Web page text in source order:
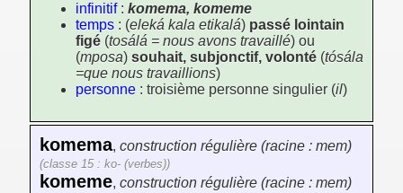
infinitif: komema, komeme
temps : (eleká kala etikalá) passé lointain
figé (tosálá = nous avons travaillé) ou
(mposa) souhait, subjonctif, volonté (tósála
=que nous travaillions)
personne : troisième personne singulier (il)
komema, construction régulière (racine : mem)
(classe 15 : ko- (verbes))
komeme, construction régulière (racine : mem)